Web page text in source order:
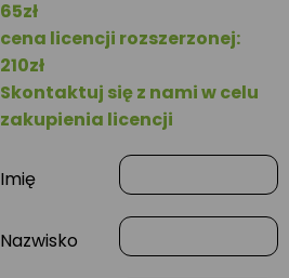
65zł
cena licencji rozszerzonej:
210zł
Skontaktuj się z nami w celu
zakupienia licencji
Imię
Nazwisko